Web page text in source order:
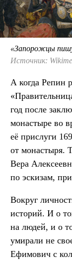
«Запорожцы
Источник:
А когда Репин
год после
монастыре во
её прислуги
от монастыря.
Вера
по эскизам,
Вокруг
историй. И о
на людей, и о
умирали не
Ефимович с